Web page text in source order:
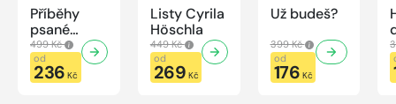
Příběhy
psané
modrou
krví
499 Kč
od
236 Kč
Listy Cyrila
Höschla
449 Kč
od
269 Kč
Už budeš?
399 Kč
od
176 Kč